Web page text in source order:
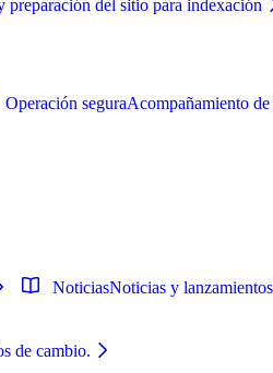
preparación del sitio para indexación
Operación seguraAcompañamiento
NoticiasNoticias y
de cambio.